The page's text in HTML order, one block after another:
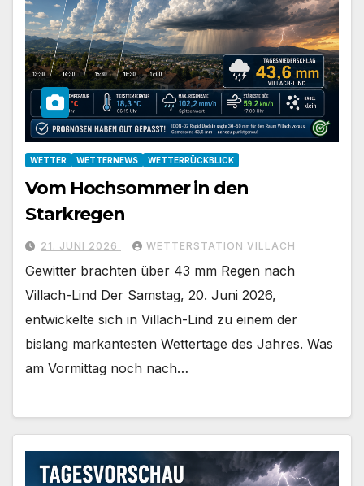
WETTER WETTERNEWS WETTERRÜCKBLICK
Vom Hochsommer in den
Starkregen
21. JUNI 2026 WETTERSTATION VILLACH
Gewitter brachten über 43 mm Regen nach
Villach-Lind Der Samstag, 20. Juni 2026,
entwickelte sich in Villach-Lind zu einem der
bislang markantesten Wettertage des Jahres. Was
am Vormittag noch nach…